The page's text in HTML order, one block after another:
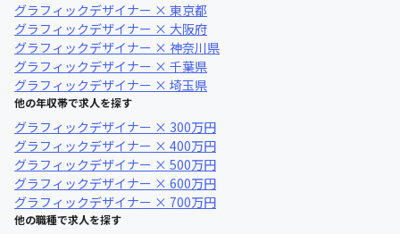
グラフィックデザイナー × 東京都
グラフィックデザイナー × 大阪府
グラフィックデザイナー × 神奈川県
グラフィックデザイナー × 千葉県
グラフィックデザイナー × 埼玉県
他の年収帯で求人を探す
グラフィックデザイナー × 300万円
グラフィックデザイナー × 400万円
グラフィックデザイナー × 500万円
グラフィックデザイナー × 600万円
グラフィックデザイナー × 700万円
他の職種で求人を探す